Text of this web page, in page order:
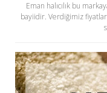
Eman halıcılık bu
bayiidir. Verdiğimiz